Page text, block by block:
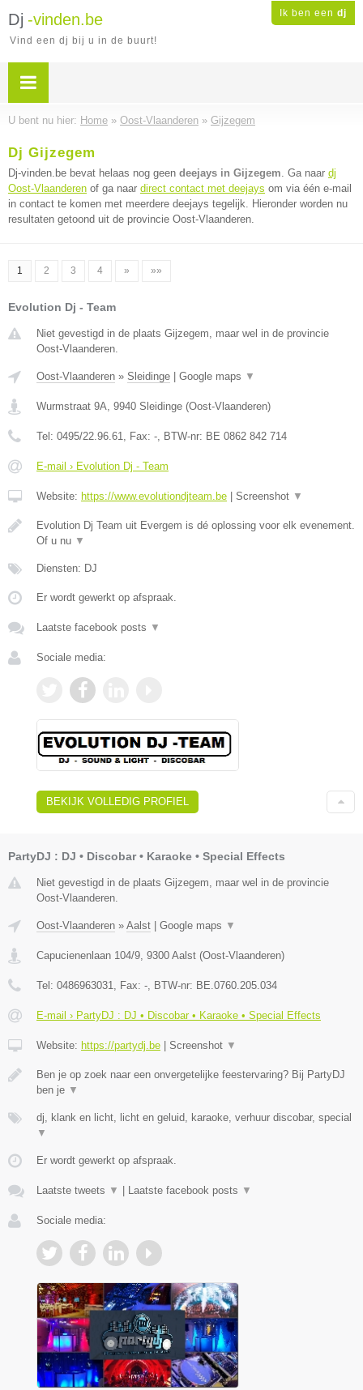
Ik ben een dj
Dj -vinden.be
Vind een dj bij u in de buurt!
U bent nu hier: Home » Oost-Vlaanderen » Gijzegem
Dj Gijzegem
Dj-vinden.be bevat helaas nog geen deejays in Gijzegem. Ga naar dj
Oost-Vlaanderen of ga naar direct contact met deejays om via één e-mail
in contact te komen met meerdere deejays tegelijk. Hieronder worden nu
resultaten getoond uit de provincie Oost-Vlaanderen.
1 2 3 4 » »»
Evolution Dj - Team
Niet gevestigd in de plaats Gijzegem, maar wel in de provincie
Oost-Vlaanderen.
Oost-Vlaanderen » Sleidinge Google maps ▼
Wurmstraat 9A, 9940 Sleidinge (Oost-Vlaanderen)
Tel: 0495/22.96.61, Fax: -, BTW-nr: BE 0862 842 714
E-mail › Evolution Dj - Team
Website: https://www.evolutiondjteam.be Screenshot ▼
Evolution Dj Team uit Evergem is dé oplossing voor elk evenement.
Of u nu ▼
Diensten: DJ
Er wordt gewerkt op afspraak.
Laatste facebook posts ▼
Sociale media:
BEKIJK VOLLEDIG PROFIEL
PartyDJ : DJ • Discobar • Karaoke • Special Effects
Niet gevestigd in de plaats Gijzegem, maar wel in de provincie
Oost-Vlaanderen.
Oost-Vlaanderen » Aalst | Google maps ▼
Capucienenlaan 104/9 9300 Aalst (Oost-Vlaanderen)
Tel: 0486963031 , Fax: - , BTW-nr: BE.0760.205.034
E-mail › PartyDJ : DJ • Discobar • Karaoke • Special Effects
Website: https://partydj.be | Screenshot ▼
Ben je op zoek naar een onvergetelijke feestervaring? Bij PartyDJ
ben je ▼
dj, klank en licht, licht en geluid, karaoke, verhuur discobar, special
▼
Er wordt gewerkt op afspraak.
Laatste tweets ▼ | Laatste facebook posts ▼
Sociale media: